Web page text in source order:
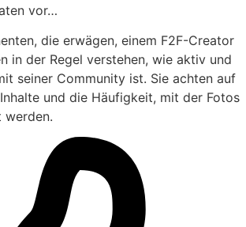
vor…
die erwägen, einem F2F-Creator
in der Regel verstehen, wie aktiv und
seiner Community ist. Sie achten auf
und die Häufigkeit, mit der Fotos
werden.